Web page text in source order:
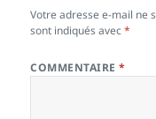
Votre adresse e-mail ne
sont indiqués avec*
COMMENTAIRE*